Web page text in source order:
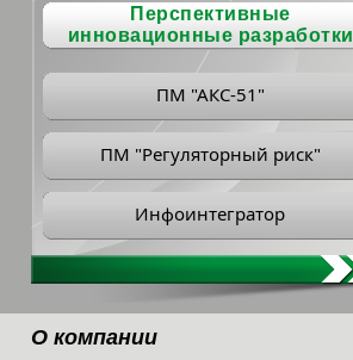
Перспективные
инновационные разработки
ПМ "АКС-51"
ПМ "Регуляторный риск"
Инфоинтегратор
О компании